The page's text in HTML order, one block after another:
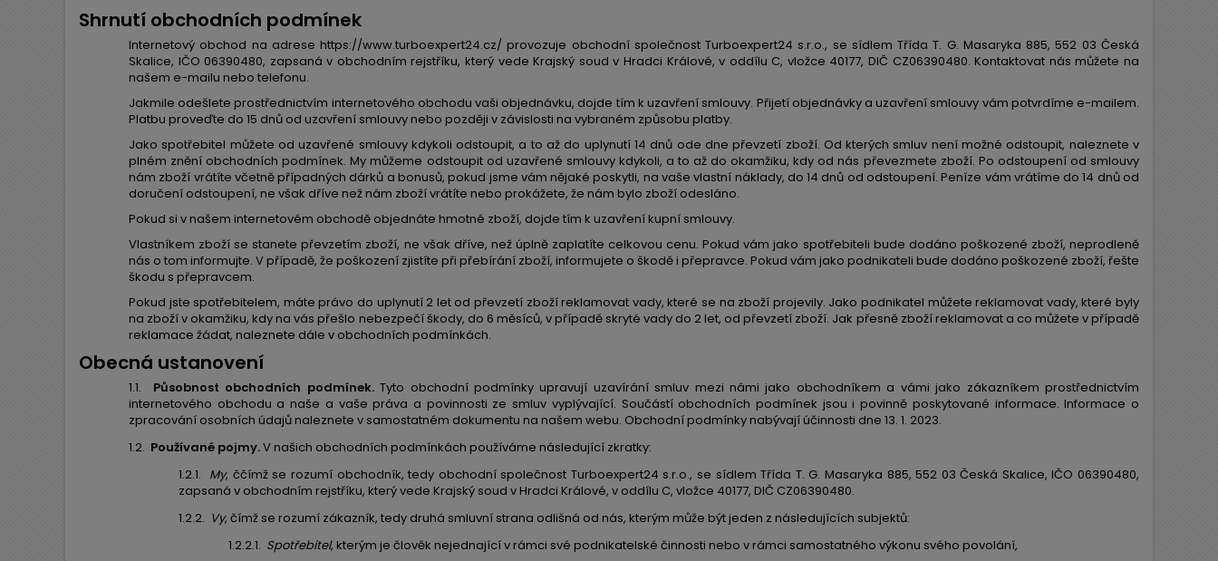
Shrnutí obchodních podmínek
Internetový obchod na adrese https://www.turboexpert24.cz/ provozuje obchodní společnost Turboexpert24 s.r.o., se sídlem Třída T. G. Masaryka 885, 552 03 Česká
Skalice, IČO 06390480, zapsaná v obchodním rejstříku, který vede Krajský soud v Hradci Králové, v oddílu C, vložce 40177, DIČ CZ06390480. Kontaktovat nás můžete na
našem e-mailu nebo telefonu.
Jakmile odešlete prostřednictvím internetového obchodu vaši objednávku, dojde tím k uzavření smlouvy. Přijetí objednávky a uzavření smlouvy vám potvrdíme e-mailem.
Platbu proveďte do 15 dnů od uzavření smlouvy nebo později v závislosti na vybraném způsobu platby.
Jako spotřebitel můžete od uzavřené smlouvy kdykoli odstoupit, a to až do uplynutí 14 dnů ode dne převzetí zboží. Od kterých smluv není možné odstoupit, naleznete v
plném znění obchodních podmínek. My můžeme odstoupit od uzavřené smlouvy kdykoli, a to až do okamžiku, kdy od nás převezmete zboží. Po odstoupení od smlouvy
nám zboží vrátíte včetně případných dárků a bonusů, pokud jsme vám nějaké poskytli, na vaše vlastní náklady, do 14 dnů od odstoupení. Peníze vám vrátíme do 14 dnů od
doručení odstoupení, ne však dříve než nám zboží vrátíte nebo prokážete, že nám bylo zboží odesláno.
Pokud si v našem internetovém obchodě objednáte hmotné zboží, dojde tím k uzavření kupní smlouvy.
Vlastníkem zboží se stanete převzetím zboží, ne však dříve, než úplně zaplatíte celkovou cenu. Pokud vám jako spotřebiteli bude dodáno poškozené zboží, neprodleně
nás o tom informujte. V případě, že poškození zjistíte při přebírání zboží, informujete o škodě i přepravce. Pokud vám jako podnikateli bude dodáno poškozené zboží, řešte
škodu s přepravcem.
Pokud jste spotřebitelem, máte právo do uplynutí 2 let od převzetí zboží reklamovat vady, které se na zboží projevily. Jako podnikatel můžete reklamovat vady, které byly
na zboží v okamžiku, kdy na vás přešlo nebezpečí škody, do 6 měsíců, v případě skryté vady do 2 let, od převzetí zboží. Jak přesně zboží reklamovat a co můžete v případě
reklamace žádat, naleznete dále v obchodních podmínkách.
Obecná ustanovení
1.1. Působnost obchodních podmínek.Tyto obchodní podmínky upravují uzavírání smluv mezi námi jako obchodníkem a vámi jako zákazníkem prostřednictvím
internetového obchodu a naše a vaše práva a povinnosti ze smluv vyplývající. Součástí obchodních podmínek jsou i povinně poskytované informace. Informace o
zpracování osobních údajů naleznete v samostatném dokumentu na našem webu. Obchodní podmínky nabývají účinnosti dne 13. 1. 2023.
1.2. Používané pojmy.V našich obchodních podmínkách používáme následující zkratky:
1.2.1. My, ččímž se rozumí obchodník, tedy obchodní společnost Turboexpert24 s.r.o., se sídlem Třída T. G. Masaryka 885, 552 03 Česká Skalice, IČO 06390480,
zapsaná v obchodním rejstříku, který vede Krajský soud v Hradci Králové, v oddílu C, vložce 40177, DIČ CZ06390480.
1.2.2. Vy, čímž se rozumí zákazník, tedy druhá smluvní strana odlišná od nás, kterým může být jeden z následujících subjektů:
1.2.2.1. Spotřebitel, kterým je člověk nejednající v rámci své podnikatelské činnosti nebo v rámci samostatného výkonu svého povolání,